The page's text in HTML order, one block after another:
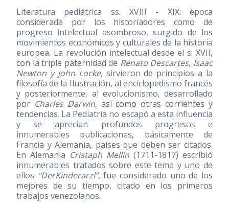
Literatura pediátrica ss. XVIII - XIX: època
considerada por los historiadores como de
progreso intelectual asombroso, surgido de los
movimientos económicos y culturales de la historia
europea. La revolución intelectual desde el s. XVII,
con la triple paternidad de Renato Descartes, Isaac
Newton y John Locke, sirvieron de principios a la
filosofía de la Ilustración, al enciclopedismo francés
y posteriormente, al evolucionismo, desarrollado
por Charles Darwin, así como otras corrientes y
tendencias. La Pediatría no escapó a esta influencia
y se aprecian profundos progresos e
innumerables publicaciones, básicamente de
Francia y Alemania, países que deben ser citados.
En Alemania Cristaph Mellín (1711-1817) escribió
innumerables tratados sobre este tema y uno de
ellos “DerKinderarzl”, fue considerado uno de los
mejores de su tiempo, citado en los primeros
trabajos venezolanos.